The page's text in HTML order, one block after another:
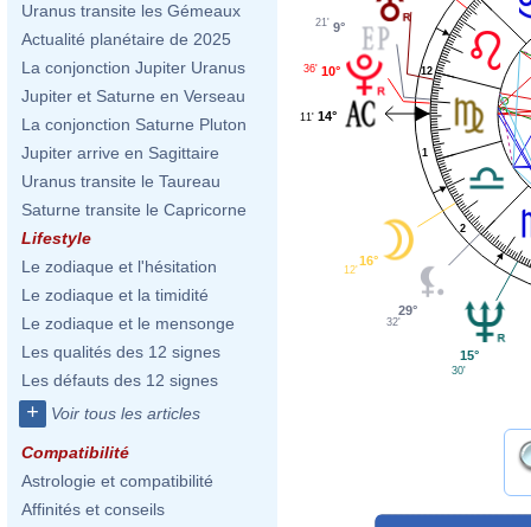
Uranus transite les Gémeaux
Actualité planétaire de 2025
La conjonction Jupiter Uranus
Jupiter et Saturne en Verseau
La conjonction Saturne Pluton
Jupiter arrive en Sagittaire
Uranus transite le Taureau
Saturne transite le Capricorne
Lifestyle
Le zodiaque et l'hésitation
Le zodiaque et la timidité
Le zodiaque et le mensonge
Les qualités des 12 signes
Les défauts des 12 signes
+ Voir tous les articles
Compatibilité
Astrologie et compatibilité
Affinités et conseils
1
2
12
9°
21'
10°
36'
14°
11'
16°
12'
29°
32'
15°
30'